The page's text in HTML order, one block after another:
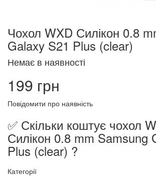
Чохол WXD Силікон 0.8
Galaxy S21 Plus (clear)
Немає в наявності
199 грн
Повідомити про наявність
✅ Скільки коштує чохол
Силікон 0.8 mm Samsung
Plus (clear) ?
Категорії